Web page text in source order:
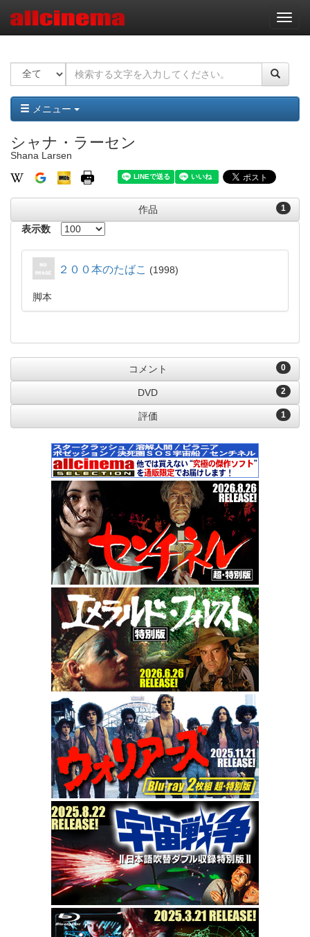
ナ
ビ
ー
ョ
ン
メニュー
シャナ・ラーセン
Shana Larsen
1
作品
表示数
２００本のたばこ 1998
脚本
0
コメント
2
DVD
1
評価